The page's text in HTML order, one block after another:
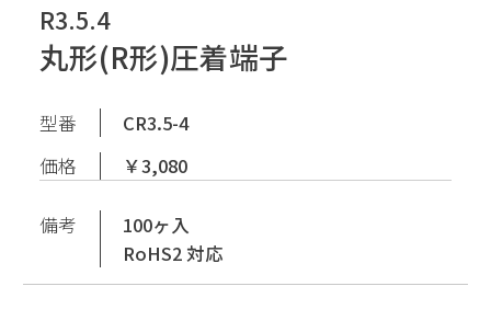
R3.5.4
丸形(R形)圧着端子
型番
CR3.5-4
価格
￥3,080
備考
100ヶ入
RoHS2 対応